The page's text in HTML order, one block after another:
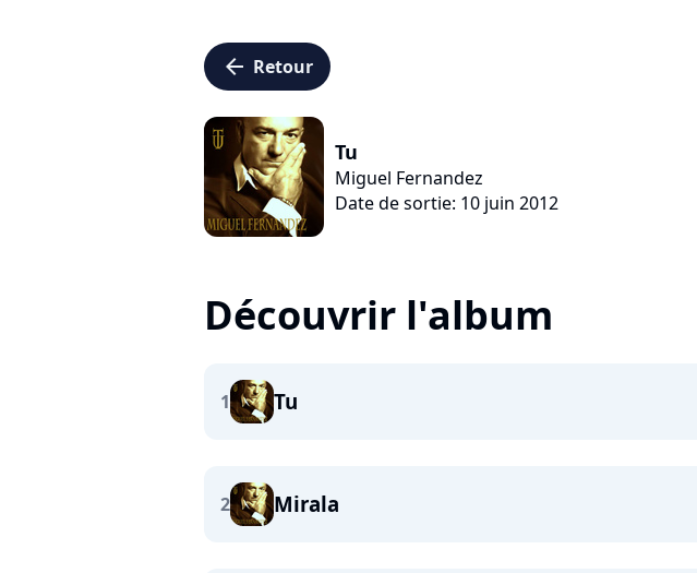
arrow_left Retour
Tu
Miguel Fernandez
Date de sortie: 10 juin 2012
Découvrir l'album
1 Tu
2 Mirala